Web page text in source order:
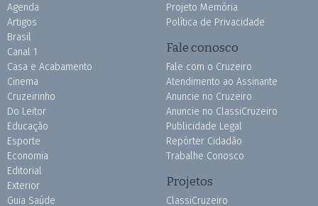
Agenda
Artigos
Brasil
Canal 1
Casa e Acabamento
Cinema
Cruzeirinho
Do Leitor
Educação
Esporte
Economia
Editorial
Exterior
Guia Saúde
Projeto Memória
Política de Privacidade
Fale conosco
Fale com o Cruzeiro
Atendimento ao Assinante
Anuncie no Cruzeiro
Anuncie no ClassiCruzeiro
Publicidade Legal
Repórter Cidadão
Trabalhe Conosco
Projetos
ClassiCruzeiro